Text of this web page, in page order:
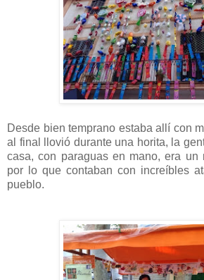
Desde bien temprano estaba allí con
al final llovió durante una horita, la
casa, con paraguas en mano, era un
por lo que contaban con increíbles
pueblo.